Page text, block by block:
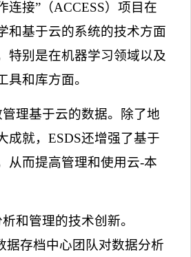
连接” （ACCESS）项目在
和基于云的系统的技术方面
特别是在机器学习领域以及
具和库方面。
管理基于云的数据。除了地
成就，ESDS还增强了基于
从而提高管理和使用云-本
和管理的技术创新。
据存档中心团队对数据分析